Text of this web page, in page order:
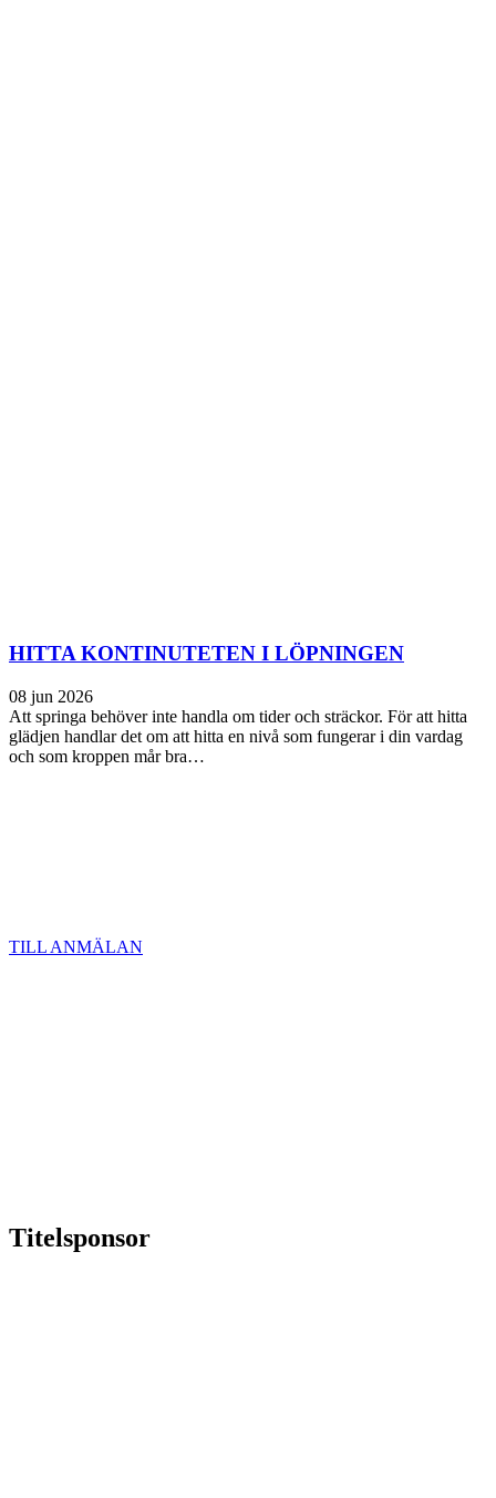
HITTA KONTINUTETEN I LÖPNINGEN
08 jun 2026
Att springa behöver inte handla om tider och sträckor. För att hitta
glädjen handlar det om att hitta en nivå som fungerar i din vardag
och som kroppen mår bra…
TILL ANMÄLAN
Titelsponsor